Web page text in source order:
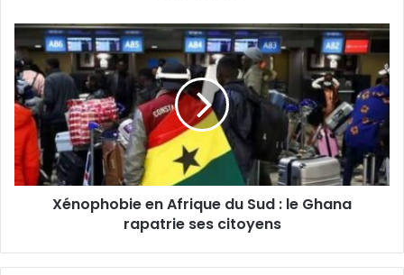
Xénophobie
en
Afrique
du
Sud
:
le
Ghana
rapatrie
Xénophobie en Afrique du Sud : le Ghana
rapatrie ses citoyens‎